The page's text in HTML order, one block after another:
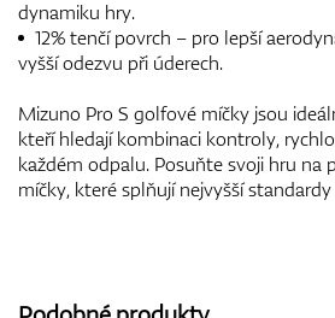
dynamiku hry.
12% tenčí povrch – pro lepší
vyšší odezvu při úderech.
Mizuno Pro S golfové míčky jsou
kteří hledají kombinaci kontroly,
každém odpalu. Posuňte svoji hru na
míčky, které splňují nejvyšší